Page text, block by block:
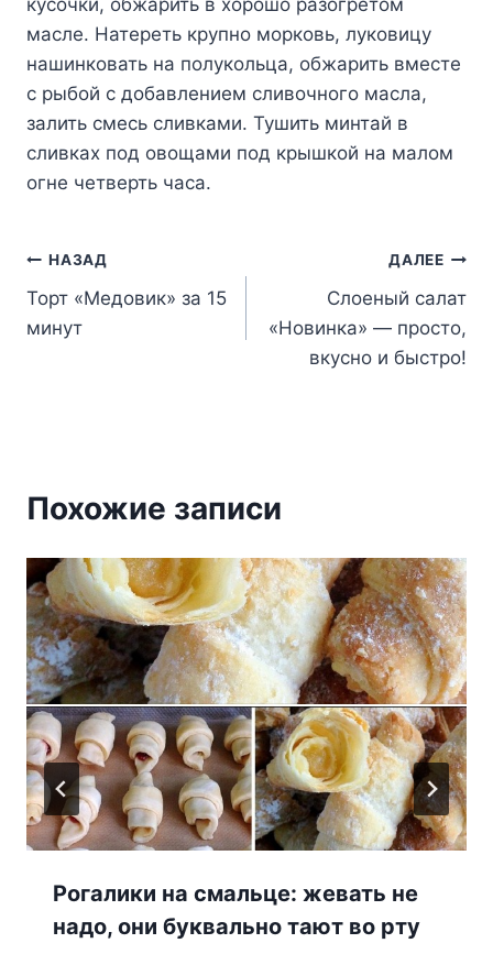
масле. Натереть крупно морковь, луковицу
нашинковать на полукольца, обжарить вместе
с рыбой с добавлением сливочного масла,
залить смесь сливками. Тушить минтай в
сливках под овощами под крышкой на малом
огне четверть часа.
Навигация
по
НАЗАД
Торт «Медовик» за 15
минут
ДАЛЕЕ
Слоеный салат
«Новинка» — просто,
вкусно и быстро!
Похожие записи
Рогалики на смальце: жевать не
надо, они буквально тают во рту